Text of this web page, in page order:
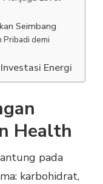
Seimbang
Pribadi demi
Energi
Health
pada
karbohidrat,